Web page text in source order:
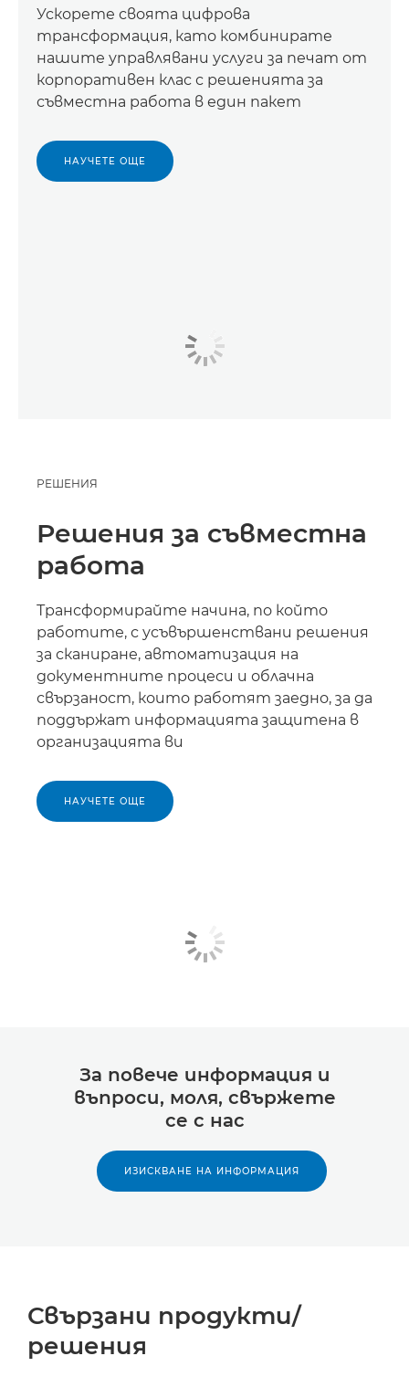
Ускорете своята цифрова
трансформация, като комбинирате
нашите управлявани услуги за печат от
корпоративен клас с решенията за
съвместна работа в един пакет
НАУЧЕТЕ ОЩЕ
РЕШЕНИЯ
Решения за съвместна
работа
Трансформирайте начина, по който
работите, с усъвършенствани решения
за сканиране, автоматизация на
документните процеси и облачна
свързаност, които работят заедно, за да
поддържат информацията защитена в
организацията ви
НАУЧЕТЕ ОЩЕ
За повече информация и
въпроси, моля, свържете
се с нас
ИЗИСКВАНЕ НА ИНФОРМАЦИЯ
Свързани продукти/
решения